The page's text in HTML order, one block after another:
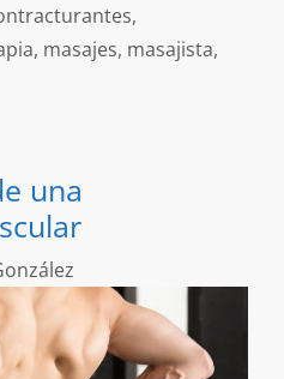
,
, masajes, masajista,
una